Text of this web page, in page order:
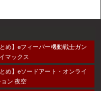
め】eフィーバー機動戦士ガン
マックス
め】eソードアート・オンライ
ン 夜空